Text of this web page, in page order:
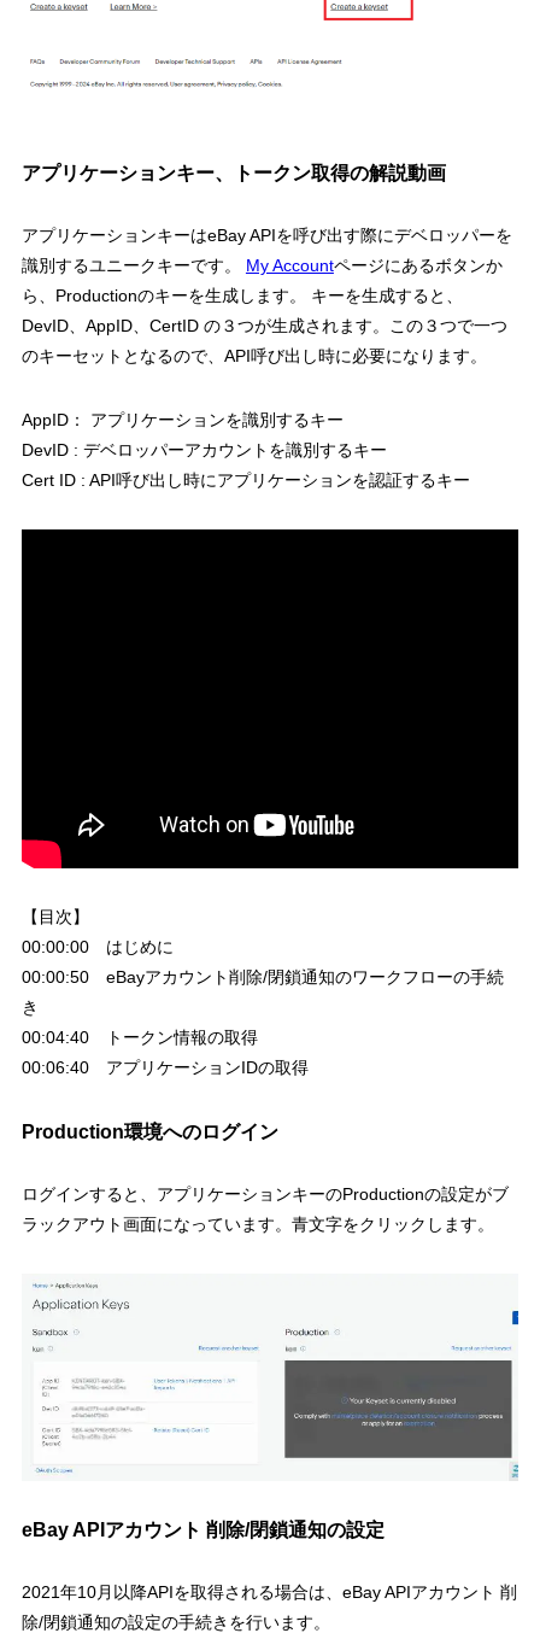
アプリケーションキー、トークン取得の解説動画
アプリケーションキーはeBay APIを呼び出す際にデベロッパーを
識別するユニークキーです。 My Accountページにあるボタンか
ら、Productionのキーを生成します。 キーを生成すると、
DevID、AppID、CertID の３つが生成されます。この３つで一つ
のキーセットとなるので、API呼び出し時に必要になります。
AppID： アプリケーションを識別するキー
DevID : デベロッパーアカウントを識別するキー
Cert ID : API呼び出し時にアプリケーションを認証するキー
【目次】
00:00:00 はじめに
00:00:50 eBayアカウント削除/閉鎖通知のワークフローの手続
き
00:04:40 トークン情報の取得
00:06:40 アプリケーションIDの取得
Production環境へのログイン
ログインすると、アプリケーションキーのProductionの設定がブ
ラックアウト画面になっています。青文字をクリックします。
eBay APIアカウント 削除/閉鎖通知の設定
2021年10月以降APIを取得される場合は、eBay APIアカウント 削
除/閉鎖通知の設定の手続きを行います。